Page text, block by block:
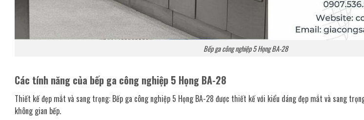
Bếp ga công nghiệp 5 Họng BA-28
Các tính năng của bếp ga công nghiệp 5 Họng BA-28
Thiết kế đẹp mắt và sang trọng: Bếp ga công nghiệp 5 Họng BA-28 được thiết kế với kiểu dáng đẹp mắt và sang
không gian bếp.